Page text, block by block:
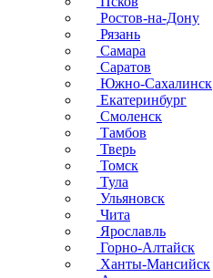
Ростов-на-Дону
Рязань
Самара
Саратов
Южно-Сахалинск
Екатеринбург
Смоленск
Тамбов
Тверь
Томск
Тула
Ульяновск
Чита
Ярославль
Горно-Алтайск
Ханты-Мансийск